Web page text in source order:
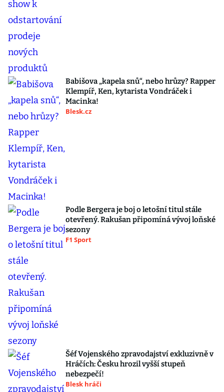
Babišova „kapela snů“, nebo hrůzy? Rapper
Klempíř, Ken, kytarista Vondráček i
Macinka!
Blesk.cz
Podle Bergera je boj o letošní titul stále
otevřený. Rakušan připomíná vývoj loňské
sezony
F1 Sport
Šéf Vojenského zpravodajství exkluzivně v
Hráčích: Česku hrozil vyšší stupeň
nebezpečí!
Blesk hráči